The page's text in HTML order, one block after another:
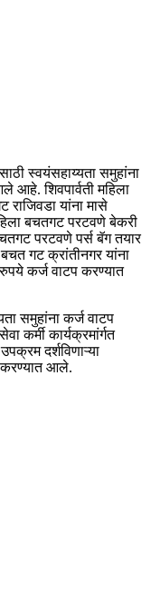
स्वयंसहाय्यता समुहांना
आहे. शिवपार्वती महिला
राजिवडा यांना मासे
बचतगट परटवणे बेकरी
परटवणे पर्स बॅग तयार
गट क्रांतीनगर यांना
कर्ज वाटप करण्यात
समुहांना कर्ज वाटप
कर्मी कार्यक्रमांर्गत
दर्शविणाऱ्या
करण्यात आले.